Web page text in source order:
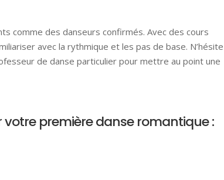
comme des danseurs confirmés. Avec des cours
avec la rythmique et les pas de base.
de danse particulier pour mettre au point une
première danse romantique :